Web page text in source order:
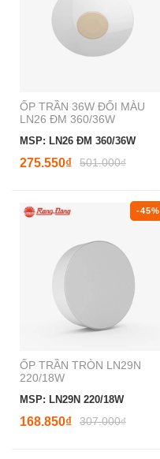
ỐP TRẦN 36W ĐỔI MÀU
LN26 ĐM 360/36W
MSP: LN26 ĐM 360/36W
275.550₫ 501.000₫
-45%
ỐP TRẦN TRÒN LN29N
220/18W
MSP: LN29N 220/18W
168.850₫ 307.000₫